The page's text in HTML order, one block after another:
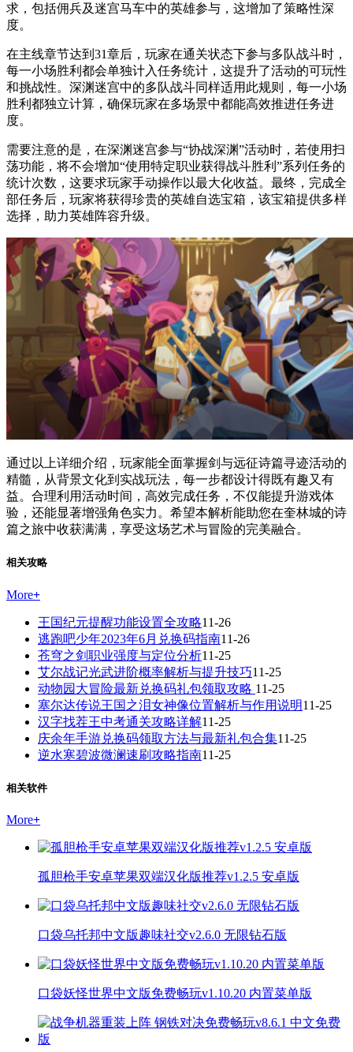
求，包括佣兵及迷宫马车中的英雄参与，这增加了策略性深
度。
在主线章节达到31章后，玩家在通关状态下参与多队战斗时，
每一小场胜利都会单独计入任务统计，这提升了活动的可玩性
和挑战性。深渊迷宫中的多队战斗同样适用此规则，每一小场
胜利都独立计算，确保玩家在多场景中都能高效推进任务进
度。
需要注意的是，在深渊迷宫参与“协战深渊”活动时，若使用扫
荡功能，将不会增加“使用特定职业获得战斗胜利”系列任务的
统计次数，这要求玩家手动操作以最大化收益。最终，完成全
部任务后，玩家将获得珍贵的英雄自选宝箱，该宝箱提供多样
选择，助力英雄阵容升级。
通过以上详细介绍，玩家能全面掌握剑与远征诗篇寻迹活动的
精髓，从背景文化到实战玩法，每一步都设计得既有趣又有
益。合理利用活动时间，高效完成任务，不仅能提升游戏体
验，还能显著增强角色实力。希望本解析能助您在奎林城的诗
篇之旅中收获满满，享受这场艺术与冒险的完美融合。
相关攻略
More+
王国纪元提醒功能设置全攻略11-26
逃跑吧少年2023年6月兑换码指南11-26
苍穹之剑职业强度与定位分析11-25
艾尔战记光武进阶概率解析与提升技巧11-25
动物园大冒险最新兑换码礼包领取攻略 11-25
塞尔达传说王国之泪女神像位置解析与作用说明11-25
汉字找茬王中考通关攻略详解11-25
庆余年手游兑换码领取方法与最新礼包合集11-25
逆水寒碧波微澜速刷攻略指南11-25
相关软件
More+
孤胆枪手安卓苹果双端汉化版推荐v1.2.5 安卓版
口袋乌托邦中文版趣味社交v2.6.0 无限钻石版
口袋妖怪世界中文版免费畅玩v1.10.20 内置菜单版